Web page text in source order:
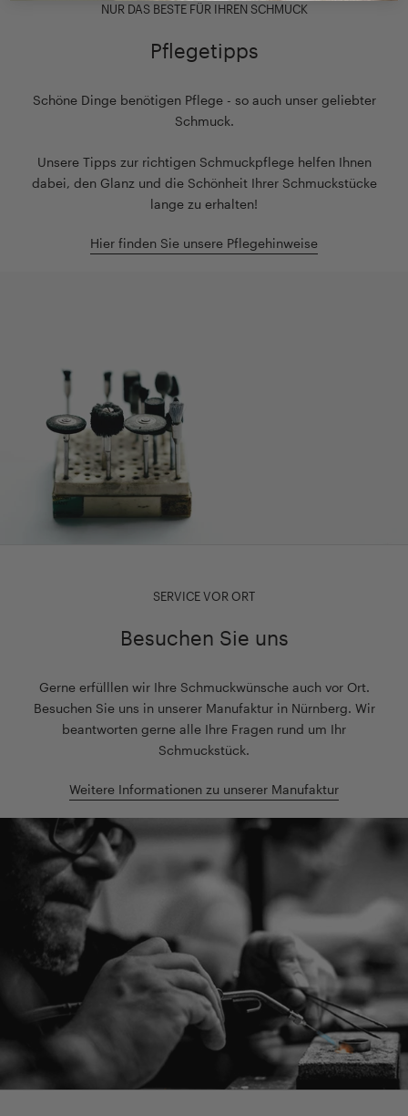
NUR DAS BESTE FÜR IHREN SCHMUCK
Pflegetipps
Schöne Dinge benötigen Pflege - so auch unser geliebter
Schmuck.
Unsere Tipps zur richtigen Schmuckpflege helfen Ihnen
dabei, den Glanz und die Schönheit Ihrer Schmuckstücke
lange zu erhalten!
Hier finden Sie unsere Pflegehinweise
SERVICE VOR ORT
Besuchen Sie uns
Gerne erfülllen wir Ihre Schmuckwünsche auch vor Ort.
Besuchen Sie uns in unserer Manufaktur in Nürnberg. Wir
beantworten gerne alle Ihre Fragen rund um Ihr
Schmuckstück.
Weitere Informationen zu unserer Manufaktur